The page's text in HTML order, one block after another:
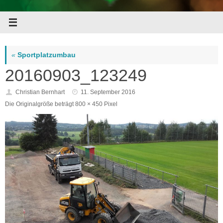
« Sportplatzumbau
20160903_123249
Christian Bernhart
11. September 2016
Die Originalgröße beträgt800 × 450 Pixel